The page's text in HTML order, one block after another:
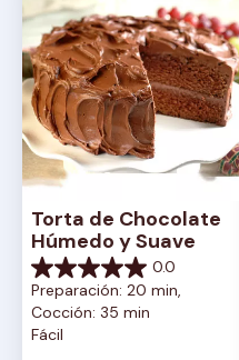
Torta de Chocolate
Húmedo y Suave
0.0
0.0
de
5
estrellas.
Preparación: 20 min,
Cocción: 35 min
Fácil